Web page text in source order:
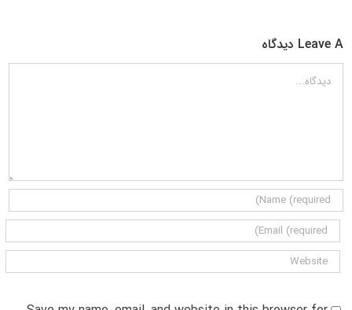
Leave A دیدگاه
دیدگاه